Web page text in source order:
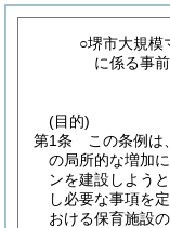
○堺市大規模
に係る事
(目的)
第1条
この条例は
の局所的な増加
ンを建設しよう
し必要な事項を
おける保育施設